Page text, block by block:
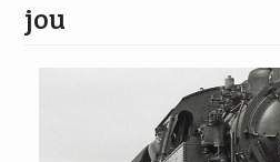
jou